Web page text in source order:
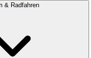
& Radfahren